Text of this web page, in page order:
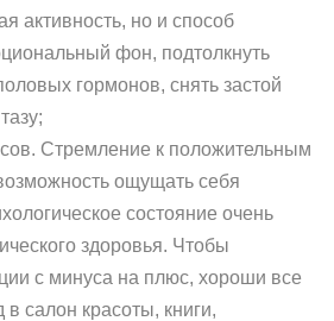
активность, но и способ
фон, подтолкнуть
гормонов, снять застой
Стремление к положительным
ощущать себя
состояние очень
здоровья. Чтобы
с минуса на плюс, хороши все
салон красоты, книги,